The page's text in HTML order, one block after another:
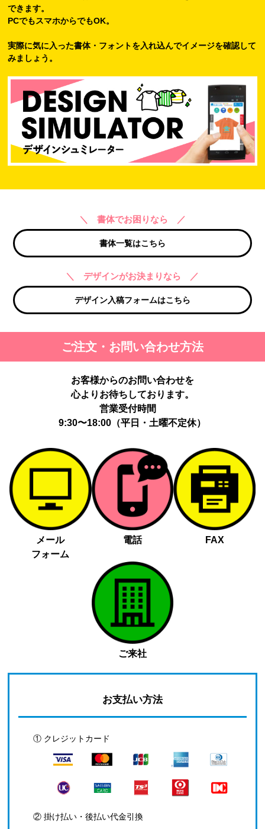
できます。
PCでもスマホからでもOK。
実際に気に入った書体・フォントを入れ込んでイメージを確認して
みましょう。
＼ 書体でお困りなら ／
書体一覧はこちら
＼ デザインがお決まりなら ／
デザイン入稿フォームはこちら
ご注文・お問い合わせ方法
お客様からのお問い合わせを
心よりお待ちしております。
営業受付時間
9:30〜18:00（平日・土曜不定休）
メール
フォーム
電話 FAX
ご来社
お支払い方法
① クレジットカード
② 掛け払い・後払い代金引換